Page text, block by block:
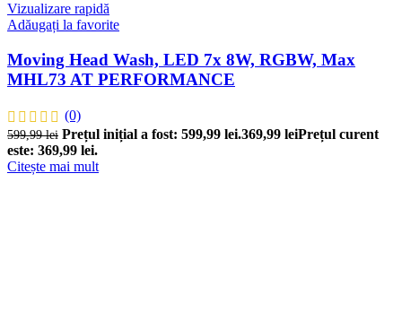
Vizualizare rapidă
Adăugați la favorite
Moving Head Wash, LED 7x 8W, RGBW, Max
MHL73 AT PERFORMANCE
(0)
599,99lei Prețul inițial a fost: 599,99 lei.369,99 leiPrețul curent
este: 369,99 lei.
Citește mai mult